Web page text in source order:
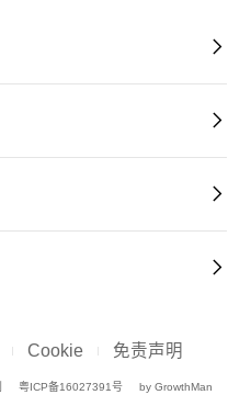
粤ICP备16027391号 by GrowthMan
Cookie 免责声明